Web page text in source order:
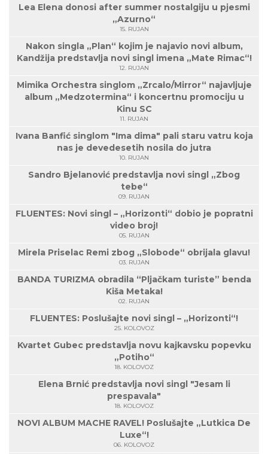
Lea Elena donosi after summer nostalgiju u pjesmi
„Azurno“
15. RUJAN
Nakon singla „Plan“ kojim je najavio novi album,
Kandžija predstavlja novi singl imena „Mate Rimac“!
12. RUJAN
Mimika Orchestra singlom „Zrcalo/Mirror“ najavljuje
album „Medzotermina“ i koncertnu promociju u
Kinu SC
11. RUJAN
Ivana Banfić singlom "Ima dima" pali staru vatru koja
nas je devedesetih nosila do jutra
10. RUJAN
Sandro Bjelanović predstavlja novi singl „Zbog
tebe“
09. RUJAN
FLUENTES: Novi singl – „Horizonti“ dobio je popratni
video broj!
05. RUJAN
Mirela Priselac Remi zbog „Slobode“ obrijala glavu!
03. RUJAN
BANDA TURIZMA obradila “Pljačkam turiste” benda
Kiša Metaka!
02. RUJAN
FLUENTES: Poslušajte novi singl – „Horizonti“!
25. KOLOVOZ
Kvartet Gubec predstavlja novu kajkavsku popevku
„Potiho“
18. KOLOVOZ
Elena Brnić predstavlja novi singl "Jesam li
prespavala"
18. KOLOVOZ
NOVI ALBUM MACHE RAVEL! Poslušajte „Lutkica De
Luxe“!
06. KOLOVOZ